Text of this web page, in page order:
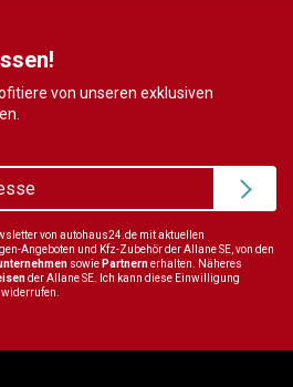
von unseren exklusiven
von autohaus24.de mit aktuellen
Angeboten und Kfz-Zubehör der Allane SE, von den
sowie Partnernerhalten. Näheres
der Allane SE. Ich kann diese Einwilligung